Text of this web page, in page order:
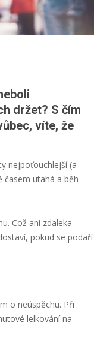
držet? S čím
víte, že
nejpoťouchlejší (a
časem utahá a běh
Což ani zdaleka
pokud se podaří
o neúspěchu. Při
lelkování na